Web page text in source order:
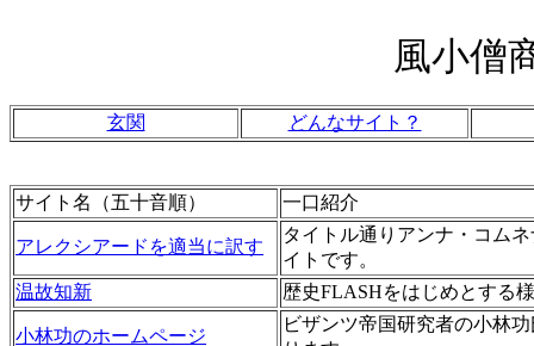
風小僧
玄関 どんなサイト？
サイト名（五十音順） 一口紹介
アレクシアードを適当に訳す
タイトル通りアンナ・コム
イトです。
温故知新
歴史FLASHをはじめとする
小林功のホームページ
ビザンツ帝国研究者の小林